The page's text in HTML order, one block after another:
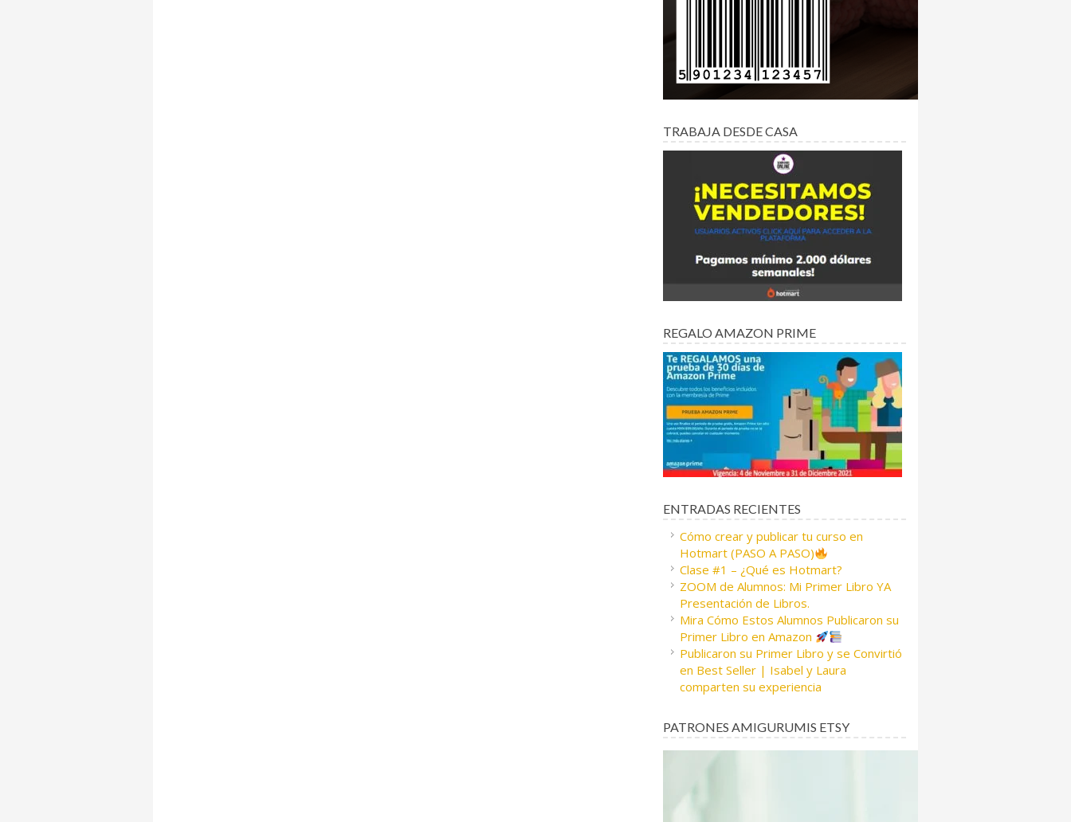
TRABAJA DESDE CASA
REGALO AMAZON PRIME
ENTRADAS RECIENTES
Cómo crear y publicar tu curso en
Hotmart (PASO A PASO)
Clase #1 – ¿Qué es Hotmart?
ZOOM de Alumnos: Mi Primer Libro YA
Presentación de Libros.
Mira Cómo Estos Alumnos Publicaron su
Primer Libro en Amazon
Publicaron su Primer Libro y se Convirtió
en Best Seller | Isabel y Laura
comparten su experiencia
PATRONES AMIGURUMIS ETSY